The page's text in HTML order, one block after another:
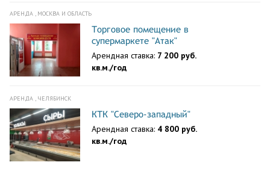
АРЕНДА , МОСКВА И ОБЛАСТЬ
Торговое помещение в
супермаркете "Атак"
Арендная ставка: 7 200 руб.
кв.м./год
АРЕНДА , ЧЕЛЯБИНСК
КТК "Северо-западный"
Арендная ставка: 4 800 руб.
кв.м./год